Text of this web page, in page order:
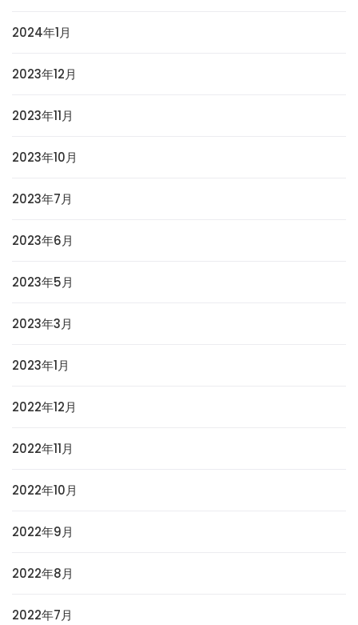
2024年1月
2023年12月
2023年11月
2023年10月
2023年7月
2023年6月
2023年5月
2023年3月
2023年1月
2022年12月
2022年11月
2022年10月
2022年9月
2022年8月
2022年7月